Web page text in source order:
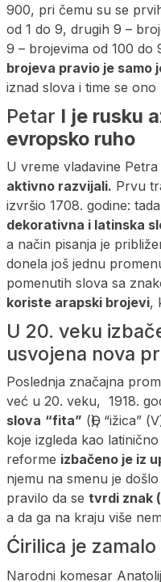
900, pri čemu su se
od 1 do 9, drugih 9 –
9 – brojevima od 100 do
brojeva pravio je samo
iznad slova i time se
Petar I je rusku
evropsko ruho
U vreme vladavine Petra
aktivno razvijali. Prvu
izvršio 1708. godine:
dekorativna i latinska
a način pisanja je
donela još jednu
pomenutih slova sa
koriste arapski brojevi,
U 20. veku
usvojena nova
Poslednja značajna
već u 20. veku, 1918.
slova “fita” (Ѳ), “ižica”
koje izgleda kao
reforme izbačeno je iz
njemu na smenu je
pravilo da se tvrdi znak
a da ga na kraju više
Ćirilica je
Narodni komesar